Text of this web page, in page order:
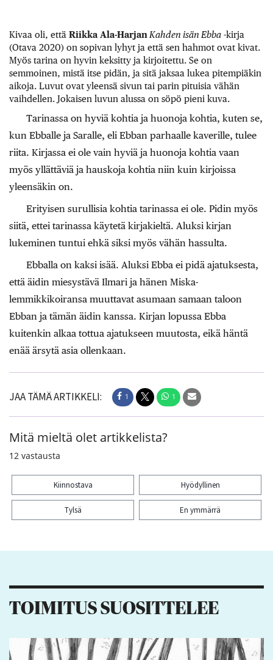
Kivaa oli, että Riikka Ala-Harjan Kahden isän Ebba -kirja
(Otava 2020) on sopivan lyhyt ja että sen hahmot ovat kivat.
Myös tarina on hyvin keksitty ja kirjoitettu. Se on
semmoinen, mistä itse pidän, ja sitä jaksaa lukea pitempiäkin
aikoja. Luvut ovat yleensä sivun tai parin pituisia vähän
vaihdellen. Jokaisen luvun alussa on söpö pieni kuva.
Tarinassa on hyviä kohtia ja huonoja kohtia, kuten se,
kun Ebballe ja Saralle, eli Ebban parhaalle kaverille, tulee
riita. Kirjassa ei ole vain hyviä ja huonoja kohtia vaan
myös yllättäviä ja hauskoja kohtia niin kuin kirjoissa
yleensäkin on.
Erityisen surullisia kohtia tarinassa ei ole. Pidin myös
siitä, ettei tarinassa käytetä kirjakieltä. Aluksi kirjan
lukeminen tuntui ehkä siksi myös vähän hassulta.
Ebballa on kaksi isää. Aluksi Ebba ei pidä ajatuksesta,
että äidin miesystävä Ilmari ja hänen Miska-
lemmikkikoiransa muuttavat asumaan samaan taloon
Ebban ja tämän äidin kanssa. Kirjan lopussa Ebba
kuitenkin alkaa tottua ajatukseen muutosta, eikä häntä
enää ärsytä asia ollenkaan.
JAA TÄMÄ ARTIKKELI: 1 1
Mitä mieltä olet artikkelista?
12 vastausta
Kiinnostava Hyödyllinen
Tylsä En ymmärrä
TOIMITUS SUOSITTELEE